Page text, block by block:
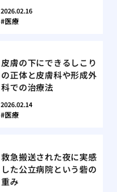
2026.02.16
医療
皮膚の下にできるしこり
の正体と皮膚科や形成外
科での治療法
2026.02.14
医療
救急搬送された夜に実感
した公立病院という砦の
重み